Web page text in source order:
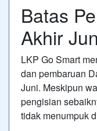
Batas
Akhir
LKP Go Smart
dan pembaruan
Juni. Meskipun
pengisian
tidak menumpuk